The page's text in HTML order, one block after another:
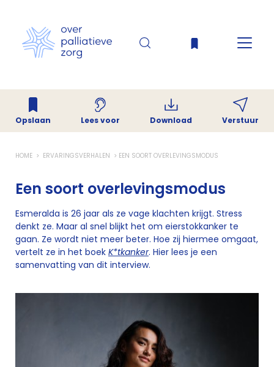
HOME ERVARINGSVERHALEN EEN SOORT OVERLEVINGSMODUS
Een soort overlevingsmodus
Esmeralda is 26 jaar als ze vage klachten krijgt. Stress
denkt ze. Maar al snel blijkt het om eierstokkanker te
gaan. Ze wordt niet meer beter. Hoe zij hiermee omgaat,
vertelt ze in het boek K*tkanker. Hier lees je een
samenvatting van dit interview.
Opslaan Lees voor Download Verstuur